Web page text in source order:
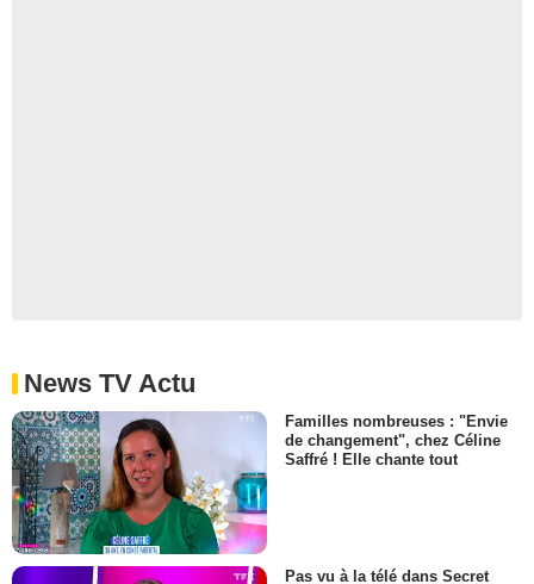
News TV Actu
Familles nombreuses : "Envie
de changement", chez Céline
Saffré ! Elle chante tout
Pas vu à la télé dans Secret